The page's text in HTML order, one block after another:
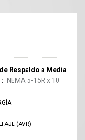
Respaldo a Media
NEMA 5-15R x 10
(AVR)